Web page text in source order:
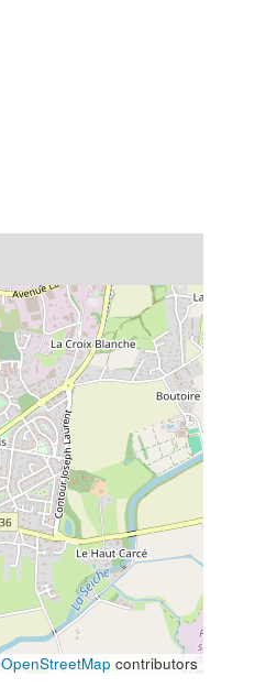
OpenStreetMap contributors